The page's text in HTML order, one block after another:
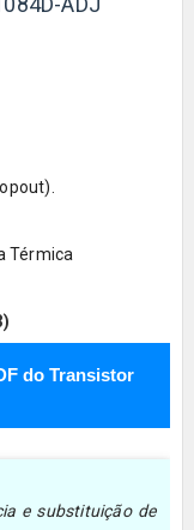
Térmica
do Transistor
e substituição de